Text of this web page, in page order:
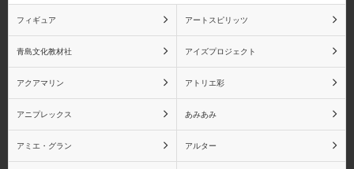
ドラゴンボール ギガン
ティックシリーズ
ドラゴンボール
S.H.Figuartsシリーズ
フィギュア アートスピリッツ
青島文化教材社 アイズプロジェクト
アクアマリン アトリエ彩
アニプレックス あみあみ
アミエ・グラン アルター